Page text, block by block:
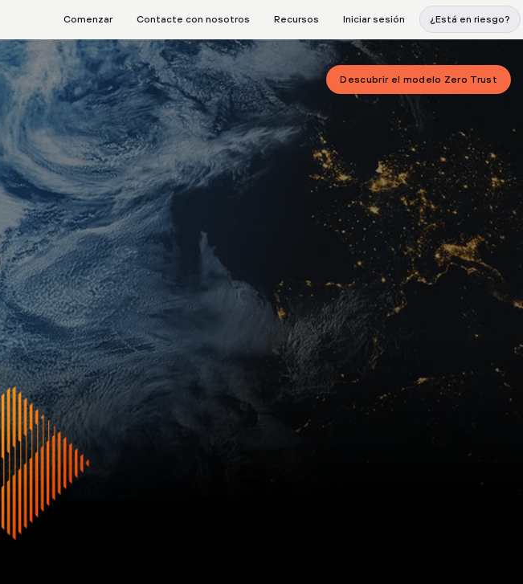
Comenzar Contacte con nosotros Recursos Iniciar sesión ¿Está en riesgo?
Descubrir el modelo Zero Trust